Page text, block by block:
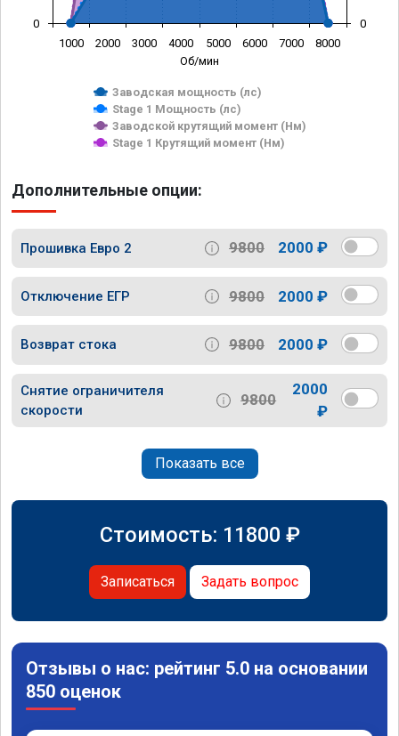
Об/мин
Заводская мощность (лс)
Stage 1 Мощность (лс)
Заводской крутящий момент (Нм)
Stage 1 Крутящий момент (Нм)
1000 2000 3000 4000 5000 6000 7000 8000
0 0
Дополнительные опции:
Прошивка Евро 2 9800 2000 ₽
Отключение ЕГР 9800 2000 ₽
Возврат стока 9800 2000 ₽
Снятие ограничителя
скорости
9800
2000
₽
Показать все
Стоимость: 11800 ₽
Записаться Задать вопрос
Отзывы о нас: рейтинг 5.0 на основании
850 оценок